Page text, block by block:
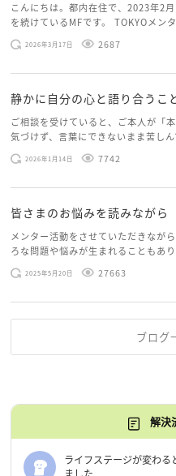
こんにちは。都内在住で、2023年2
を続けているMFです。 TOKYOメン
げたいという想いから、勇気を出して
稿してみようと思います。少し自分の
2026年3月17日 2687
静かに自分の心と語り合うこ
ご相談を受けていると、ご本人が「
気づけず、言葉にできないまま苦し
ースがありますお悩みというのは、心
層心理）に触れることで、まったく違
2026年1月14日 7742
皆さまのお悩みを読みながら
メンター活動をさせていただきなが
ろな問題や悩みが生まれることもあ
のお悩みを読みながら 「みんな、も
だけじゃないんだな」と、逆に励まさ
2025年5月20日 27663
ブログ
解決
ライフステージが変わる